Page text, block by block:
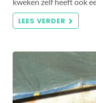
kweken zelf heeft ook
LEES VERDER